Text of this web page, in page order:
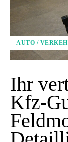
AUTO /
Ihr
Kfz-